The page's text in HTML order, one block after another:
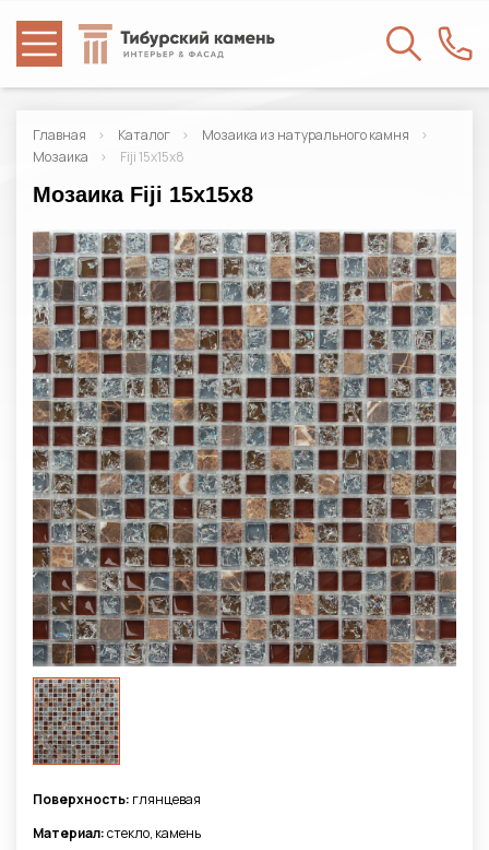
Главная Каталог
Мозаика из натурального камня
Мозаика
Fiji 15x15x8
Мозаика Fiji 15x15x8
Поверхность: глянцевая
Материал:стекло, камень